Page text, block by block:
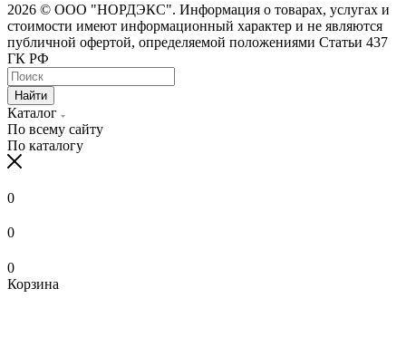
2026 © ООО "НОРДЭКС". Информация о товарах, услугах и
стоимости имеют информационный характер и не являются
публичной офертой, определяемой положениями Статьи 437
ГК РФ
Найти
Каталог
По всему сайту
По каталогу
0
0
0
Корзина